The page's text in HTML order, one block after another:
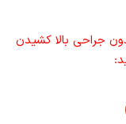
جراحی بالا کشیدن